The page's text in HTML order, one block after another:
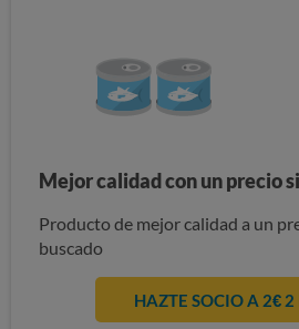
Mejor calidad con un precio
Producto de mejor calidad a un
buscado
HAZTE SOCIO A 2€ 2